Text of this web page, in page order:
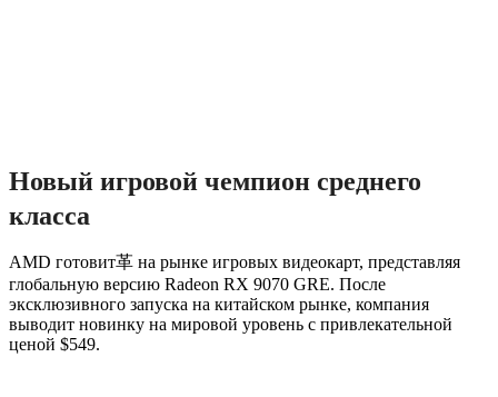
Новый игровой чемпион среднего
класса
AMD готовит革 на рынке игровых видеокарт, представляя
глобальную версию Radeon RX 9070 GRE. После
эксклюзивного запуска на китайском рынке, компания
выводит новинку на мировой уровень с привлекательной
ценой $549.